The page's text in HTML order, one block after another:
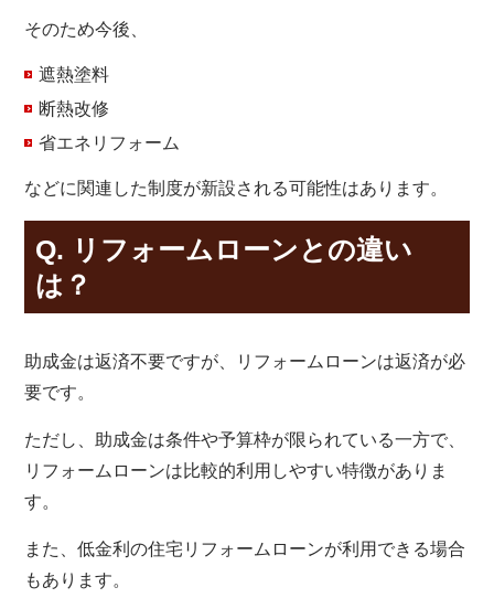
そのため今後、
遮熱塗料
断熱改修
省エネリフォーム
などに関連した制度が新設される可能性はあります。
Q. リフォームローンとの違い
は？
助成金は返済不要ですが、リフォームローンは返済が必
要です。
ただし、助成金は条件や予算枠が限られている一方で、
リフォームローンは比較的利用しやすい特徴がありま
す。
また、低金利の住宅リフォームローンが利用できる場合
もあります。